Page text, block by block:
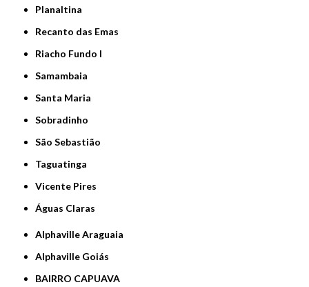
Planaltina
Recanto das Emas
Riacho Fundo I
Samambaia
Santa Maria
Sobradinho
São Sebastião
Taguatinga
Vicente Pires
Águas Claras
Alphaville Araguaia
Alphaville Goiás
BAIRRO CAPUAVA